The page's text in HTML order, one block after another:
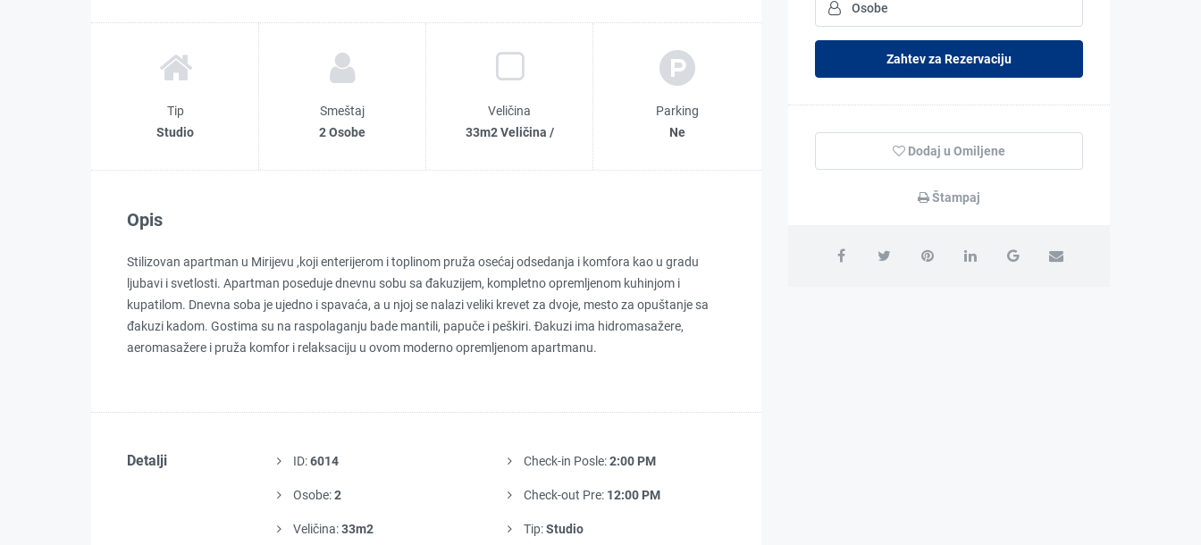
Tip
Studio
Smeštaj
2 Osobe
Veličina
33m2 Veličina /
Parking
Ne
Opis
Stilizovan apartman u Mirijevu ,koji enterijerom i toplinom pruža osećaj odsedanja i komfora kao u gradu
ljubavi i svetlosti. Apartman poseduje dnevnu sobu sa đakuzijem, kompletno opremljenom kuhinjom i
kupatilom. Dnevna soba je ujedno i spavaća, a u njoj se nalazi veliki krevet za dvoje, mesto za opuštanje sa
đakuzi kadom. Gostima su na raspolaganju bade mantili, papuče i peškiri. Đakuzi ima hidromasažere,
aeromasažere i pruža komfor i relaksaciju u ovom moderno opremljenom apartmanu.
Detalji ID:6014
Osobe:2
Veličina:33m2
Check-in Posle:2:00 PM
Check-out Pre: 12:00 PM
Tip:Studio
Zahtev za Rezervaciju
Dodaj u Omiljene
Štampaj